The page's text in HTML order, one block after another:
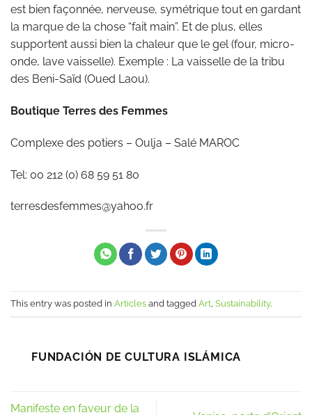
est bien façonnée, nerveuse, symétrique tout en gardant
la marque de la chose “fait main”. Et de plus, elles
supportent aussi bien la chaleur que le gel (four, micro-
onde, lave vaisselle). Exemple : La vaisselle de la tribu
des Beni-Saïd (Oued Laou).
Boutique Terres des Femmes
Complexe des potiers – Oulja – Salé MAROC
Tel: 00 212 (0) 68 59 51 80
terresdesfemmes@yahoo.fr
This entry was posted in Articles and tagged Art Sustainability.
FUNDACIÓN DE CULTURA ISLÁMICA
Manifeste en faveur de la